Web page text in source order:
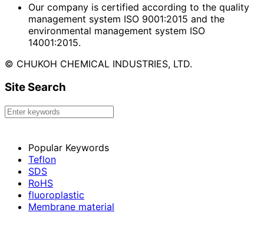
Our company is certified according to the quality
management system ISO 9001:2015 and the
environmental management system ISO
14001:2015.
© CHUKOH CHEMICAL INDUSTRIES, LTD.
Site Search
Popular Keywords
Teflon
SDS
RoHS
fluoroplastic
Membrane material